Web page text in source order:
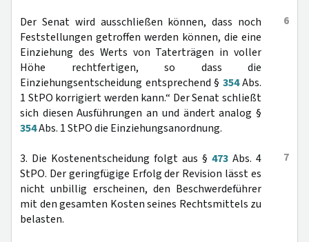
6
Der Senat wird ausschließen können, dass noch
Feststellungen getroffen werden können, die eine
Einziehung des Werts von Taterträgen in voller
Höhe rechtfertigen, so dass die
Einziehungsentscheidung entsprechend § 354Abs.
1 StPO korrigiert werden kann.“ Der Senat schließt
sich diesen Ausführungen an und ändert analog §
354Abs. 1 StPO die Einziehungsanordnung.
7
3. Die Kostenentscheidung folgt aus § 473 Abs. 4
StPO. Der geringfügige Erfolg der Revision lässt es
nicht unbillig erscheinen, den Beschwerdeführer
mit den gesamten Kosten seines Rechtsmittels zu
belasten.